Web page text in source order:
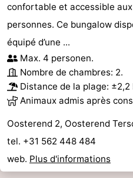
Contact
confortable et accessible
personnes. Ce bungalow
équipé d’une ...
Max. 4 personen.
Nombre de chambres: 2.
Distance de la plage: ±2,2
Animaux admis après
Oosterend 2, Oosterend
tel. +31 562 448 484
web. Plus d'informations